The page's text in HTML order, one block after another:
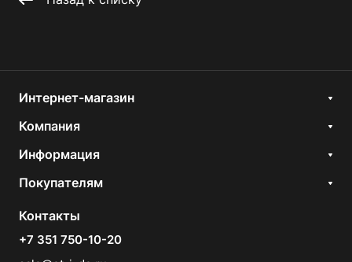
Интернет-магазин
Компания
Информация
Покупателям
Контакты
+7 351 750-10-20